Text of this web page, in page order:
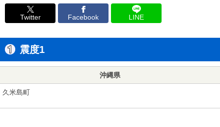
Twitter Facebook LINE
震度1
沖縄県
久米島町